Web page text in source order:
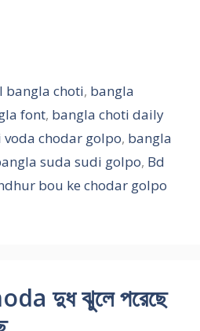
bangla choti, bangla
font, bangla choti daily
chodar golpo, bangla
suda sudi golpo, Bd
bou ke chodar golpo
দুধ ঝুলে পরেছে